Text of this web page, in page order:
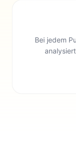
Bei jedem